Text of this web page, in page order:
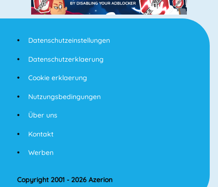
Datenschutzeinstellungen
Datenschutzerklaerung
Cookie erklaerung
Nutzungsbedingungen
Über uns
Kontakt
Werben
Copyright 2001 - 2026 Azerion